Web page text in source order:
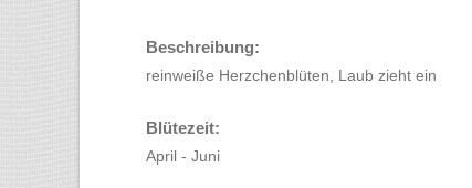
Beschreibung:
reinweiße Herzchenblüten, Laub zieht ein
Blütezeit:
April - Juni